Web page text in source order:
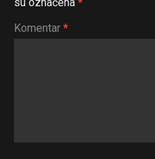
Komentar *